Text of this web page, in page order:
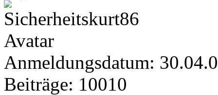
Anmeldungsdatum:
Beiträge: 10010